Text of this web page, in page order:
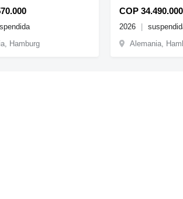
Hamburg
COP 34.490.000
2026
Alemania,